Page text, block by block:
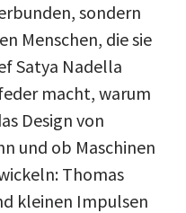
sondern
Menschen, die sie
Satya Nadella
macht, warum
Design von
und ob Maschinen
Thomas
kleinen Impulsen